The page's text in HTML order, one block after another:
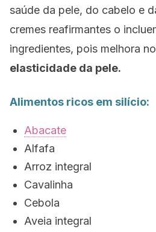
saúde da pele, do cabelo e
cremes reafirmantes o
ingredientes, pois melhora
elasticidade da pele.
Alimentos ricos em silício:
Abacate
Alfafa
Arroz integral
Cavalinha
Cebola
Aveia integral